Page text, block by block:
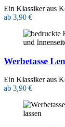
Ein Klassiker aus
ab 3,90 €
Werbetasse
Ein Klassiker aus
ab 3,90 €